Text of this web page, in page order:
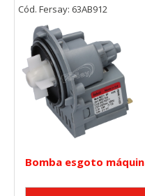
Bomba esgoto
Cód. Fersay: 63AB912